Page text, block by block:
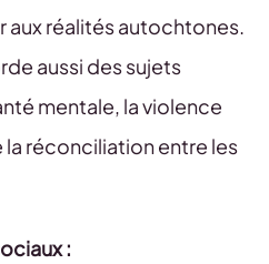
aux réalités autochtones.
aussi des sujets
mentale, la violence
réconciliation entre les
: